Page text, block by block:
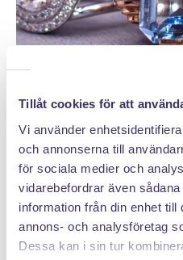
Tillåt cookies för att
Vi använder
och annonserna till
för sociala medier och
vidarebefordrar även
information från din enhet till
annons- och analysföretag
Dessa kan i sin tur
DÄRFÖR